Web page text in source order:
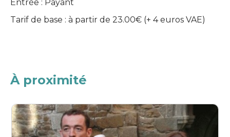
Entrée : Payant
Tarif de base : à partir de 23.00€ (+ 4 euros VAE)
À proximité